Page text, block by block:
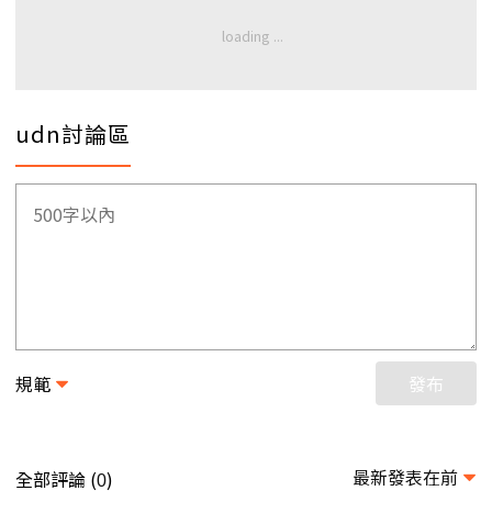
udn討論區
規範 發布
全部評論 (0) 最新發表在前